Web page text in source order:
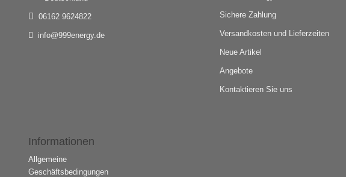
06162 9624822
info@999energy.de
Sichere Zahlung
Versandkosten und Lieferzeiten
Neue Artikel
Angebote
Kontaktieren Sie uns
Informationen
Allgemeine
Geschäftsbedingungen